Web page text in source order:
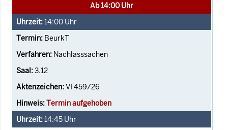
Ab 14:00 Uhr
14:00 Uhr
BeurkT
Nachlasssachen
3.12
VI 459/26
Termin aufgehoben
14:45 Uhr